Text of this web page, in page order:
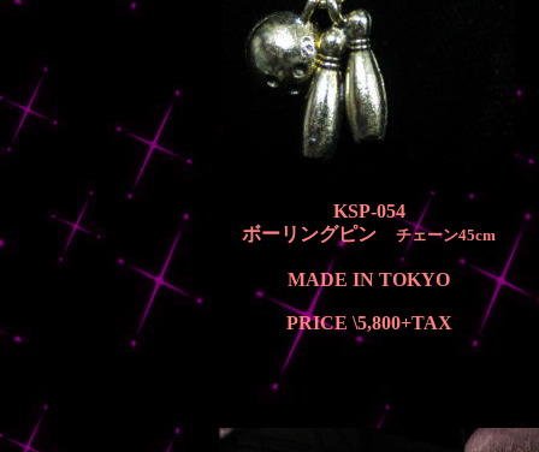
KSP-054
ボーリングピン チェーン45cm
MADE IN TOKYO
PRICE \5,800+TAX